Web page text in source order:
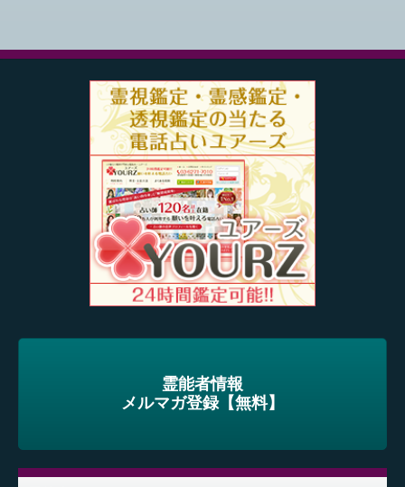
霊能者情報
メルマガ登録【無料】